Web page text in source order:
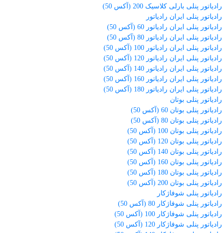
رادیاتور پنلی بارلی کلاسیک 200 (آکس 50)
رادیاتور پنلی ایران رادیاتور
رادیاتور پنلی ایران رادیاتور 60 (آکس 50)
رادیاتور پنلی ایران رادیاتور 80 (آکس 50)
رادیاتور پنلی ایران رادیاتور 100 (آکس 50)
رادیاتور پنلی ایران رادیاتور 120 (آکس 50)
رادیاتور پنلی ایران رادیاتور 140 (آکس 50)
رادیاتور پنلی ایران رادیاتور 160 (آکس 50)
رادیاتور پنلی ایران رادیاتور 180 (آکس 50)
رادیاتور پنلی بوتان
رادیاتور پنلی بوتان 60 (آکس 50)
رادیاتور پنلی بوتان 80 (آکس 50)
رادیاتور پنلی بوتان 100 (آکس 50)
رادیاتور پنلی بوتان 120 (آکس 50)
رادیاتور پنلی بوتان 140 (آکس 50)
رادیاتور پنلی بوتان 160 (آکس 50)
رادیاتور پنلی بوتان 180 (آکس 50)
رادیاتور پنلی بوتان 200 (آکس 50)
رادیاتور پنلی شوفاژکار
رادیاتور پنلی شوفاژکار 80 (آکس 50)
رادیاتور پنلی شوفاژکار 100 (آکس 50)
رادیاتور پنلی شوفاژکار 120 (آکس 50)